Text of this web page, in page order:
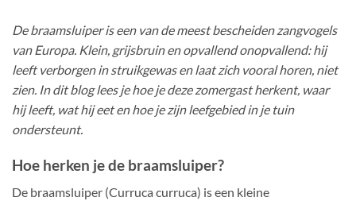
De braamsluiper is een van de meest bescheiden zangvogels
van Europa. Klein, grijsbruin en opvallend onopvallend: hij
leeft verborgen in struikgewas en laat zich vooral horen, niet
zien. In dit blog lees je hoe je deze zomergast herkent, waar
hij leeft, wat hij eet en hoe je zijn leefgebied in je tuin
ondersteunt.
Hoe herken je de braamsluiper?
De braamsluiper (Curruca curruca) is een kleine